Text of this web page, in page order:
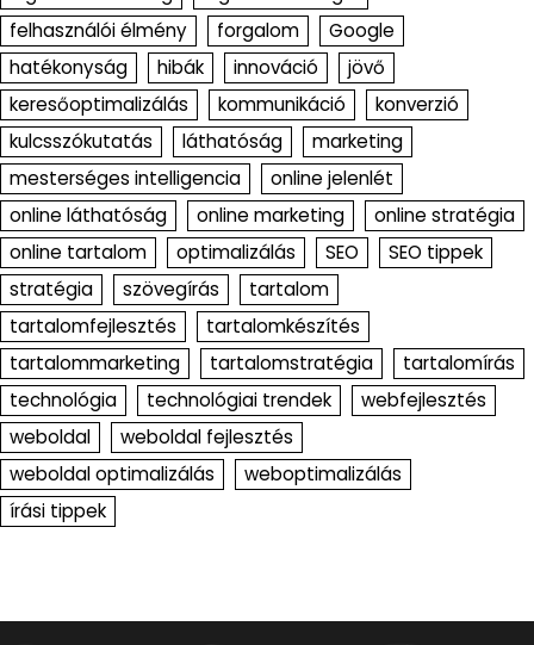
felhasználói élmény
forgalom
Google
hatékonyság
hibák innováció
jövő
keresőoptimalizálás
kommunikáció
konverzió
kulcsszókutatás
láthatóság
marketing
mesterséges intelligencia
online jelenlét
online láthatóság
online marketing
online stratégia
online tartalom
optimalizálás SEO
SEO tippek
stratégia
szövegírás
tartalom
tartalomfejlesztés
tartalomkészítés
tartalommarketing
tartalomstratégia
tartalomírás
technológia
technológiai trendek
webfejlesztés
weboldal
weboldal fejlesztés
weboldal optimalizálás
weboptimalizálás
írási tippek